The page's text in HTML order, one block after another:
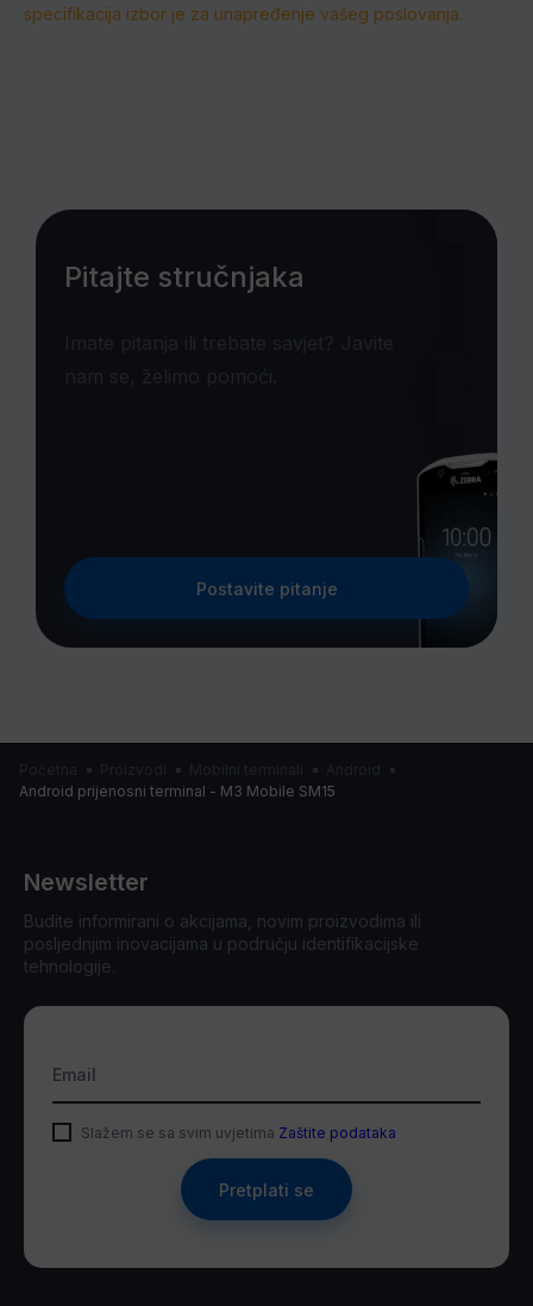
specifikacija izbor je za unapređenje vašeg poslovanja.
Pitajte stručnjaka
Postavite pitanje
Android prijenosni terminal - M3 Mobile SM15
Newsletter
Budite informirani o akcijama, novim proizvodima ili
posljednjim inovacijama u području identifikacijske
tehnologije.
Email
Slažem se sa svim uvjetima Zaštite podataka
Pretplati se